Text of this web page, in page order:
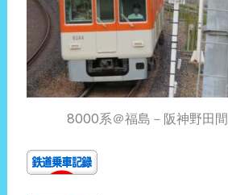
8000系＠福島－阪神野田間